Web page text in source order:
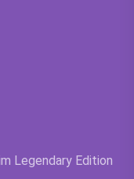
Legendary Edition